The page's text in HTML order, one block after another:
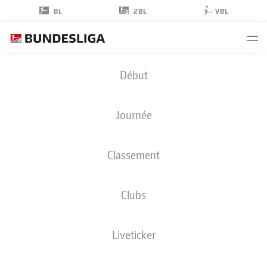
BL 2BL VBL
Début
Journée
Classement
Clubs
Liveticker
EINTRACHT BRAUNSCHWEIG